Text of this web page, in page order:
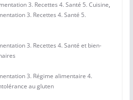
3. Recettes 4. Santé 5. Cuisine,
3. Recettes 4. Santé 5.
3. Recettes 4. Santé et bien-
3. Régime alimentaire 4.
au gluten